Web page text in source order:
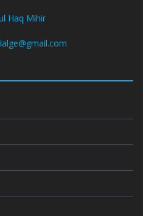
Haq Mihir